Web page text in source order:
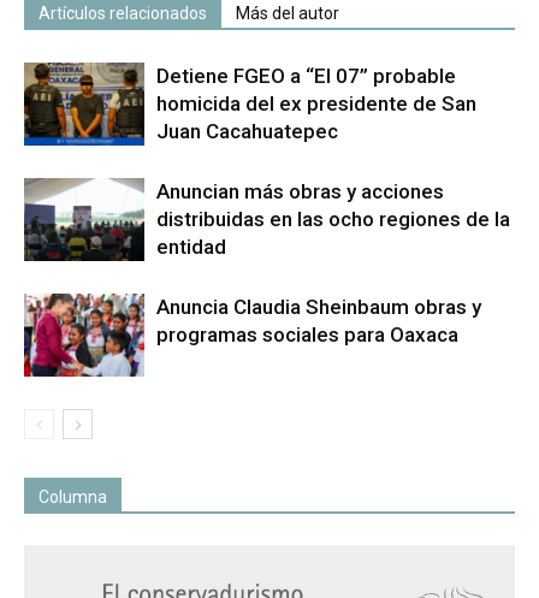
Artículos relacionados Más del autor
Detiene FGEO a “El 07” probable
homicida del ex presidente de San
Juan Cacahuatepec
Anuncian más obras y acciones
distribuidas en las ocho regiones de la
entidad
Anuncia Claudia Sheinbaum obras y
programas sociales para Oaxaca
Columna